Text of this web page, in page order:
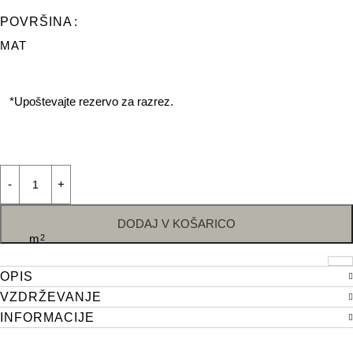
POVRŠINA
MAT
*Upoštevajte rezervo za razrez.
DODAJ V KOŠARICO
m2
OPIS
VZDRŽEVANJE
INFORMACIJE